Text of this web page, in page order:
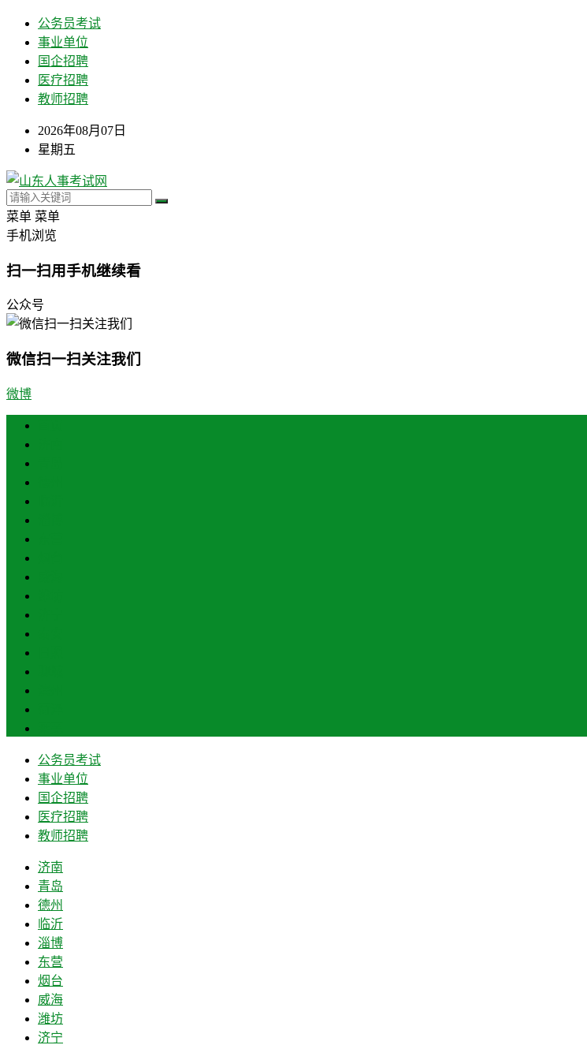
公务员考试
事业单位
国企招聘
医疗招聘
教师招聘
2026年08月07日
星期五
菜单 菜单
手机浏览
扫一扫用手机继续看
公众号
微信扫一扫关注我们
微博
公务员考试
事业单位
国企招聘
医疗招聘
教师招聘
济南
青岛
德州
临沂
淄博
东营
烟台
威海
潍坊
济宁